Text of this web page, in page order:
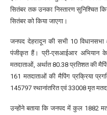
सितंबर तक उनका निस्तारण सुनिश्चित
सितंबर को किया जाएगा।
जनपद देहरादून की सभी 10
पंजीकृत हैं। प्री-एसआईआर अभियान
मतदाताओं, अर्थात 80.38 प्रतिशत की
161 मतदाताओं की मैपिंग प्रक्रिया
145797 स्थानांतरित एवं 33008 मृत
उन्होंने बताया कि जनपद में कुल 1882